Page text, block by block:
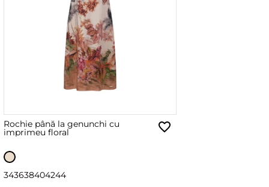
Rochie până la genunchi cu
imprimeu floral
343638404244